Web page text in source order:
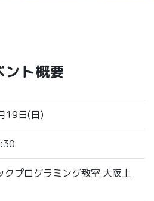
ント概要
19日(日)
クプログラミング教室 大阪上